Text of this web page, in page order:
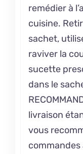
remédier à
cuisine.
sachet,
raviver la
sucette
dans le
livraison
vous
commandes